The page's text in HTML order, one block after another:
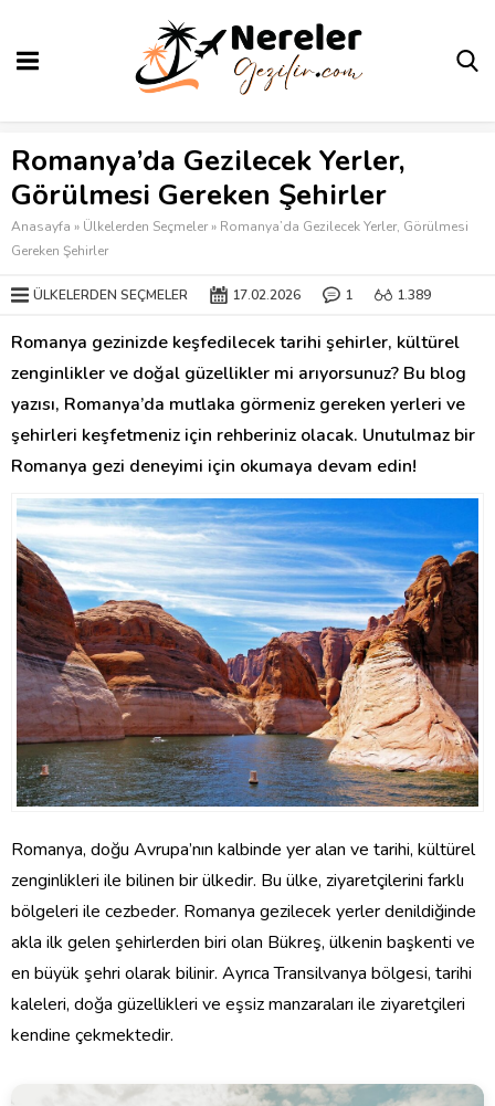
Romanya’da Gezilecek Yerler,
Görülmesi Gereken Şehirler
Anasayfa » Ülkelerden Seçmeler» Romanya’da Gezilecek Yerler, Görülmesi
Gereken Şehirler
ÜLKELERDEN SEÇMELER 17.02.2026 1 1.389
Romanya gezinizde keşfedilecek tarihi şehirler, kültürel
zenginlikler ve doğal güzellikler mi arıyorsunuz? Bu blog
yazısı, Romanya’da mutlaka görmeniz gereken yerleri ve
şehirleri keşfetmeniz için rehberiniz olacak. Unutulmaz bir
Romanya gezi deneyimi için okumaya devam edin!
Romanya, doğu Avrupa’nın kalbinde yer alan ve tarihi, kültürel
zenginlikleri ile bilinen bir ülkedir. Bu ülke, ziyaretçilerini farklı
bölgeleri ile cezbeder. Romanya gezilecek yerler denildiğinde
akla ilk gelen şehirlerden biri olan Bükreş, ülkenin başkenti ve
en büyük şehri olarak bilinir. Ayrıca Transilvanya bölgesi, tarihi
kaleleri, doğa güzellikleri ve eşsiz manzaraları ile ziyaretçileri
kendine çekmektedir.